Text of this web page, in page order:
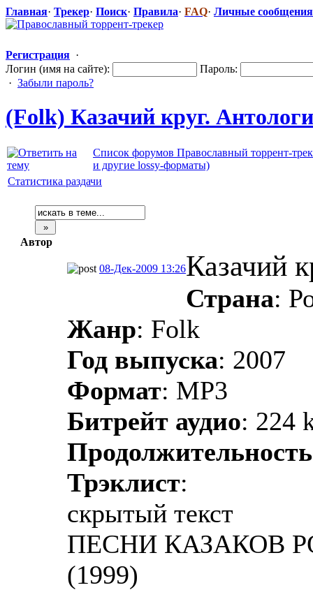
Главная· Трекер· Поиск· Правила· FAQ· Личные сообщения
Регистрация ·
Логин (имя на сайте):
Пароль:
· Забыли пароль?
(Folk) Казачий круг.
Список форумов Православный торрент-
и другие lossy-форматы)
Статистика раздачи
Автор
08-Дек-2009 13:26Казачий
Страна:
Жанр: Folk
Год выпуска: 2007
Формат: MP3
Битрейт аудио: 224
Продолжительность
Трэклист:
скрытый текст
ПЕСНИ КАЗАКОВ
(1999)